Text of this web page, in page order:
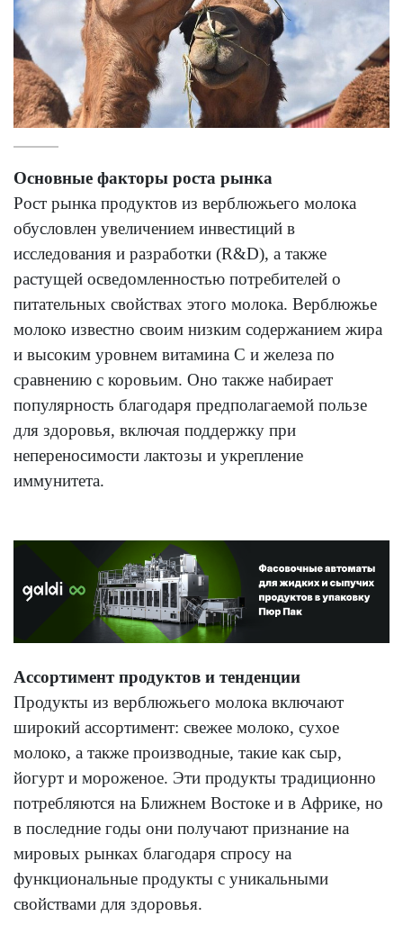
Основные факторы роста рынка
Рост рынка продуктов из верблюжьего молока
обусловлен увеличением инвестиций в
исследования и разработки (R&D), а также
растущей осведомленностью потребителей о
питательных свойствах этого молока. Верблюжье
молоко известно своим низким содержанием жира
и высоким уровнем витамина C и железа по
сравнению с коровьим. Оно также набирает
популярность благодаря предполагаемой пользе
для здоровья, включая поддержку при
непереносимости лактозы и укрепление
иммунитета.
Ассортимент продуктов и тенденции
Продукты из верблюжьего молока включают
широкий ассортимент: свежее молоко, сухое
молоко, а также производные, такие как сыр,
йогурт и мороженое. Эти продукты традиционно
потребляются на Ближнем Востоке и в Африке, но
в последние годы они получают признание на
мировых рынках благодаря спросу на
функциональные продукты с уникальными
свойствами для здоровья.